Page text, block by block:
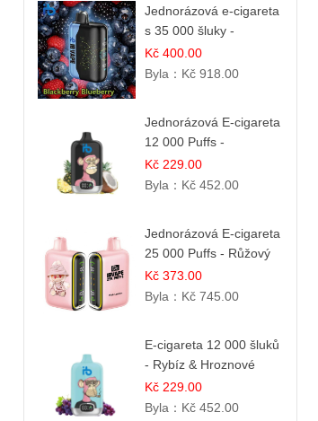
Jednorázová e-cigareta
s 35 000 šluky -
Ostružina & Borůvka
Kč 400.00
Byla： Kč 918.00
Jednorázová E-cigareta
12 000 Puffs -
Ananasovo-Kokosová
Zmrzlina
Kč 229.00
Byla： Kč 452.00
Jednorázová E-cigareta
25 000 Puffs - Růžový
Citrón
Kč 373.00
Byla： Kč 745.00
E-cigareta 12 000 šluků
- Rybíz & Hroznové
Víno
Kč 229.00
Byla： Kč 452.00